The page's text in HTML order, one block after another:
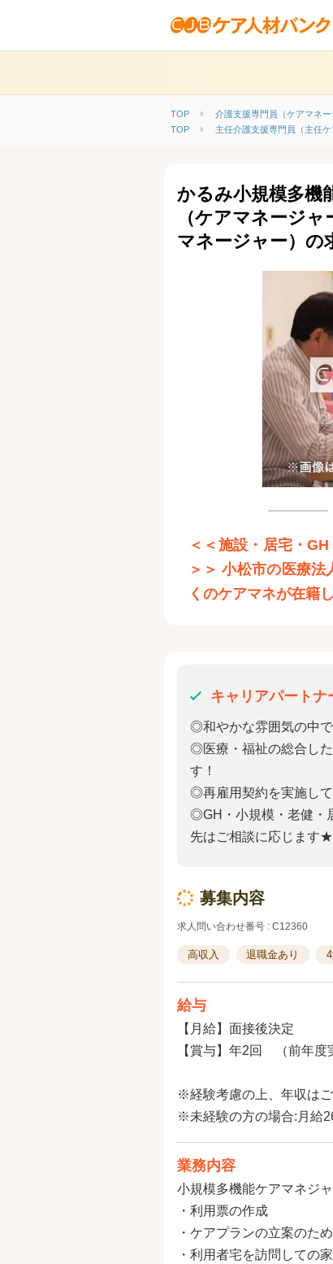
TOP 介護支援専門員（ケアマネー
TOP
主任介護支援専門員（主任ケ
かるみ小規模多機
（ケアマネージ
マネージャー）の
＜＜施設・居宅・
＞＞ 小松市の医療
くのケアマネが在籍
キャリアパートナ
◎和やかな雰囲気の中で
◎医療・福祉の総合し
す！
◎再雇用契約を実施して
◎GH・小規模・老健・
先はご相談に応じます★
募集内容
求人問い合わせ番号 : C12360
高収入 退職金あり
給与
【月給】面接後決定
【賞与】年2回 （前年度
※経験考慮の上、年収はご
※未経験の方の場合:月給
業務内容
小規模多機能ケアマネジ
・利用票の作成
・ケアプランの立案のた
・利用者宅を訪問しての